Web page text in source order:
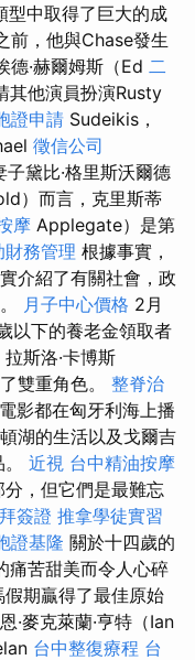
型中取得了巨大的成
前，他與Chase發生
德·赫爾姆斯（Ed 二
其他演員扮演Rusty
證申請 Sudeikis，
徵信公司
子黛比·格里斯沃爾德
）而言，克里斯蒂
摩 Applegate）是第
財務管理 根據事實，
介紹了有關社會，政
月子中心價格 2月
以下的養老金領取者
斯洛·卡博斯
雙重角色。 整脊治
影都在匈牙利海上播
湖的生活以及戈爾吉
近視 台中精油按摩
，但它們是最難忘
簽證 推拿學徒實習
證基隆 關於十四歲的
痛苦甜美而令人心碎
期贏得了最佳原始
·麥克萊蘭·亨特（Ian
台中整復療程 台